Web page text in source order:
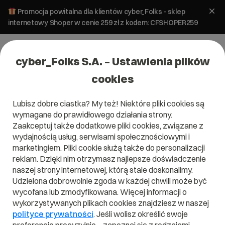
Promocja powitalna dla klientów cyber_Folks - sklep
internetowy Shoper w cenie 259 zł z kodem: CFSHOPER259
cyber_Folks S.A. – Ustawienia plików
cookies
Lubisz dobre ciastka? My też! Niektóre pliki cookies są
wymagane do prawidłowego działania strony.
Zaakceptuj także dodatkowe pliki cookies, związane z
wydajnością usług, serwisami społecznościowymi i
marketingiem. Pliki cookie służą także do personalizacji
reklam. Dzięki nim otrzymasz najlepsze doświadczenie
naszej strony internetowej, którą stale doskonalimy.
Udzielona dobrowolnie zgoda w każdej chwili może być
wycofana lub zmodyfikowana. Więcej informacji o
wykorzystywanych plikach cookies znajdziesz w naszej
polityce prywatności. Jeśli wolisz określić swoje